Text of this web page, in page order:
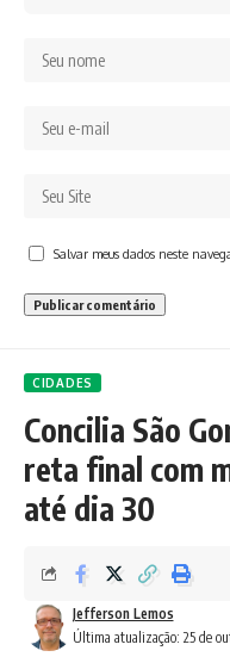
Salvar meus dados neste
CIDADES
Concilia São
reta final com
até dia 30
Última atualização: 25 de
Jefferson Lemos